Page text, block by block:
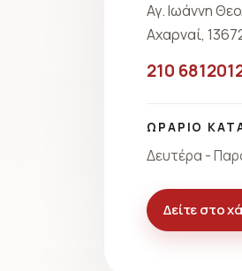
Αγ. Ιωάννη
Αχαρναί,
210
ΩΡΑΡΙΟ
Δευτέρα -
Δείτε στο